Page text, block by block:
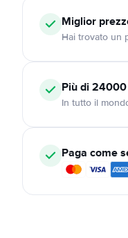
Miglior
Hai trovato un
Più di 24000
In tutto il
Paga come